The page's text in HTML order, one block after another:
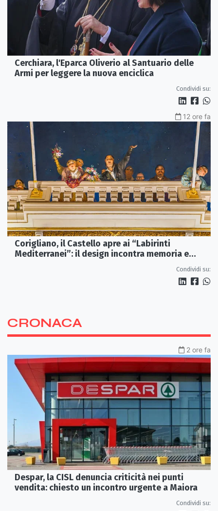
Cerchiara, l'Eparca Oliverio al Santuario delle
Armi per leggere la nuova enciclica
Condividi su:
12 ore fa
Corigliano, il Castello apre ai “Labirinti
Mediterranei”: il design incontra memoria e
Condividi su:
CRONACA
2 ore fa
Despar, la CISL denuncia criticità nei punti
vendita: chiesto un incontro urgente a Maiora
Condividi su: